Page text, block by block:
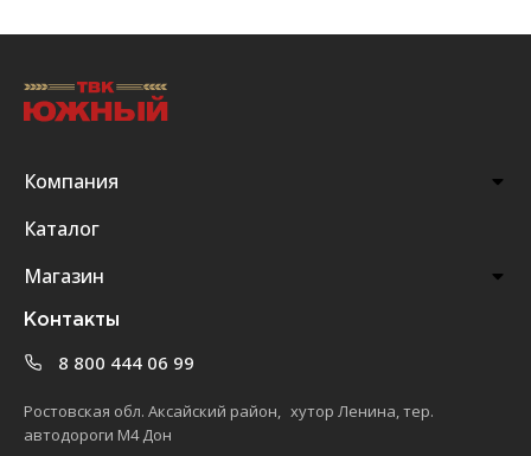
Компания
Каталог
Магазин
Контакты
8 800 444 06 99
Ростовская обл. Аксайский район, хутор Ленина, тер.
автодороги М4 Дон